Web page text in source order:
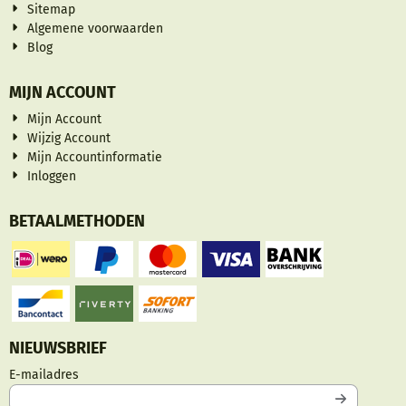
Sitemap
Algemene voorwaarden
Blog
MIJN ACCOUNT
Mijn Account
Wijzig Account
Mijn Accountinformatie
Inloggen
BETAALMETHODEN
NIEUWSBRIEF
E-mailadres